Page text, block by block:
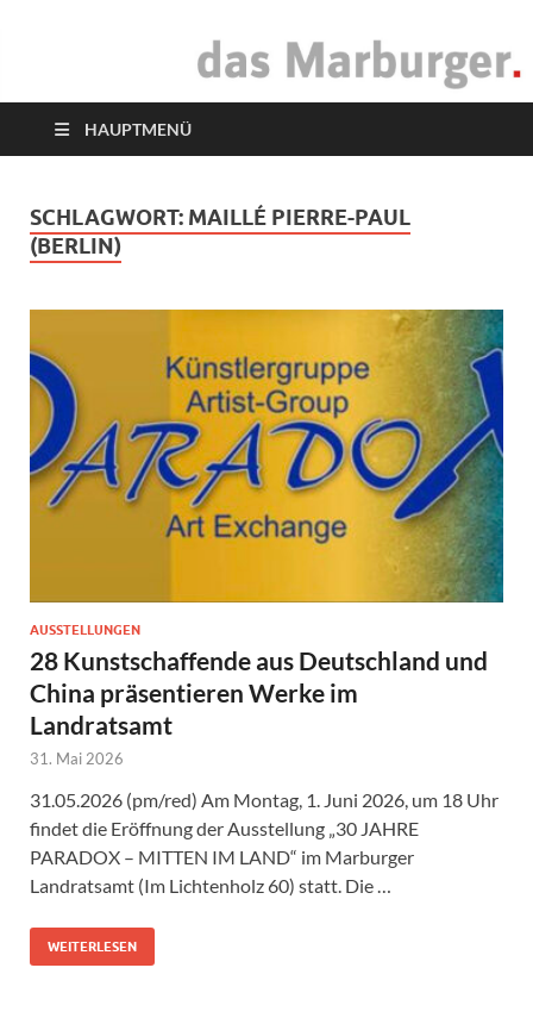
das Marburger.
HAUPTMENÜ
SCHLAGWORT: MAILLÉ PIERRE-PAUL
(BERLIN)
AUSSTELLUNGEN
28 Kunstschaffende aus Deutschland und
China präsentieren Werke im
Landratsamt
31. Mai 2026
31.05.2026 (pm/red) Am Montag, 1. Juni 2026, um 18 Uhr
findet die Eröffnung der Ausstellung „30 JAHRE
PARADOX – MITTEN IM LAND“ im Marburger
Landratsamt (Im Lichtenholz 60) statt. Die …
WEITERLESEN